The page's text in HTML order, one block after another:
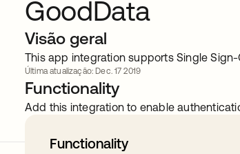
GoodData
Visão geral
This app integration supports Single
Última atualização: Dec. 17 2019
Functionality
Add this integration to enable
Functionality